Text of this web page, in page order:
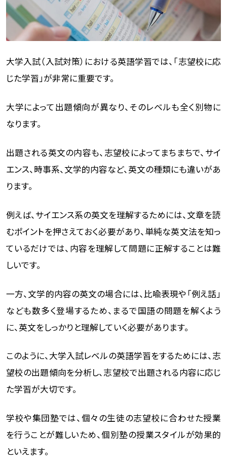
大学入試（入試対策）における英語学習では、「志望校に応
じた学習」が非常に重要です。
大学によって出題傾向が異なり、そのレベルも全く別物に
なります。
出題される英文の内容も、志望校によってまちまちで、サイ
エンス、時事系、文学的内容など、英文の種類にも違いがあ
ります。
例えば、サイエンス系の英文を理解するためには、文章を読
むポイントを押さえておく必要があり、単純な英文法を知っ
ているだけでは、内容を理解して問題に正解することは難
しいです。
一方、文学的内容の英文の場合には、比喩表現や「例え話」
なども数多く登場するため、まるで国語の問題を解くよう
に、英文をしっかりと理解していく必要があります。
このように、大学入試レベルの英語学習をするためには、志
望校の出題傾向を分析し、志望校で出題される内容に応じ
た学習が大切です。
学校や集団塾では、個々の生徒の志望校に合わせた授業
を行うことが難しいため、個別塾の授業スタイルが効果的
といえます。